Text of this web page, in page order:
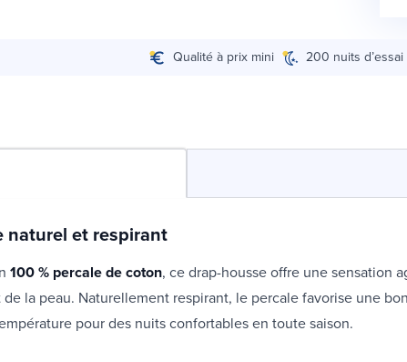
Qualité à prix mini 200 nuits d’essai
naturel et respirant
100 % percale de coton, ce drap-housse offre une sensation
la peau. Naturellement respirant, le percale favorise une
pour des nuits confortables en toute saison.